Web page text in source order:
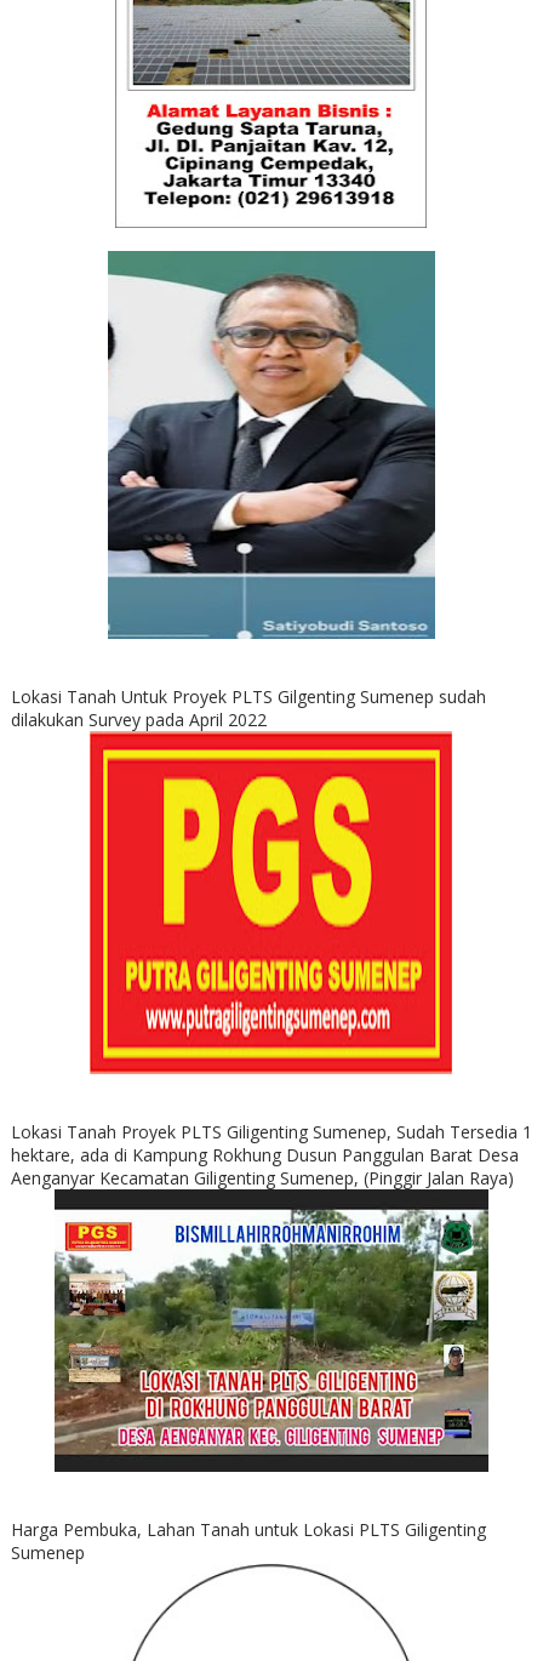
Lokasi Tanah Untuk Proyek PLTS Gilgenting Sumenep sudah
dilakukan Survey pada April 2022
Lokasi Tanah Proyek PLTS Giligenting Sumenep, Sudah Tersedia 1
hektare, ada di Kampung Rokhung Dusun Panggulan Barat Desa
Aenganyar Kecamatan Giligenting Sumenep, (Pinggir Jalan Raya)
Harga Pembuka, Lahan Tanah untuk Lokasi PLTS Giligenting
Sumenep